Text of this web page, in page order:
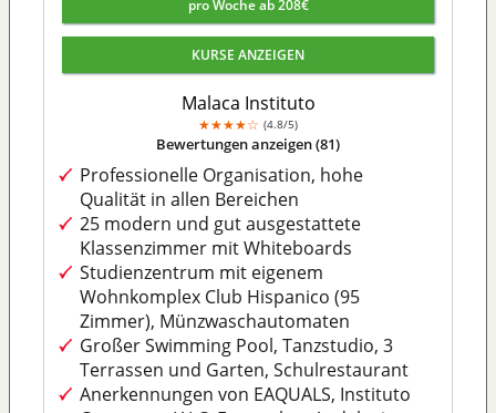
Malaca Instituto
★★★★☆ 4.8/5
Bewertungen anzeigen (81)
Professionelle Organisation, hohe
Qualität in allen Bereichen
25 modern und gut ausgestattete
Klassenzimmer mit Whiteboards
Studienzentrum mit eigenem
Wohnkomplex Club Hispanico (95
Zimmer), Münzwaschautomaten
Großer Swimming Pool, Tanzstudio, 3
Terrassen und Garten, Schulrestaurant
Anerkennungen von EAQUALS, Instituto
pro Woche ab 208€
KURSE ANZEIGEN